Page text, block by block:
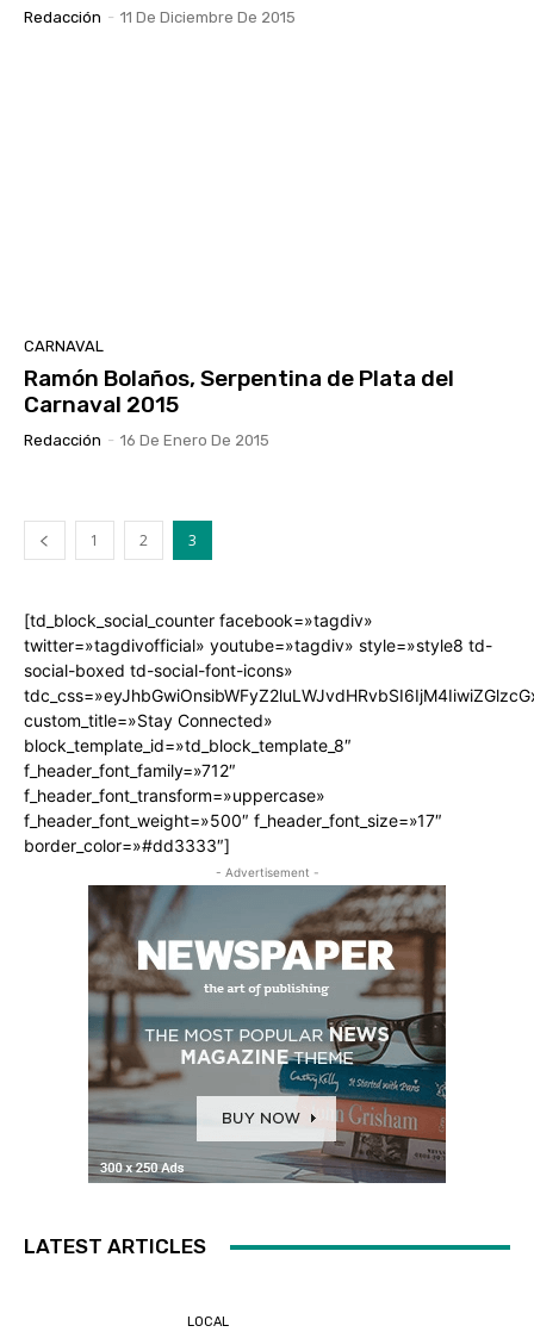
Redacción - 11 De Diciembre De 2015
CARNAVAL
Ramón Bolaños, Serpentina de Plata del
Carnaval 2015
Redacción - 16 De Enero De 2015
1 2 3
[td_block_social_counter facebook=»tagdiv»
twitter=»tagdivofficial» youtube=»tagdiv» style=»style8 td-
social-boxed td-social-font-icons»
custom_title=»Stay Connected»
block_template_id=»td_block_template_8″
f_header_font_family=»712″
f_header_font_transform=»uppercase»
f_header_font_weight=»500″ f_header_font_size=»17″
border_color=»#dd3333″]
- Advertisement -
LATEST ARTICLES
LOCAL